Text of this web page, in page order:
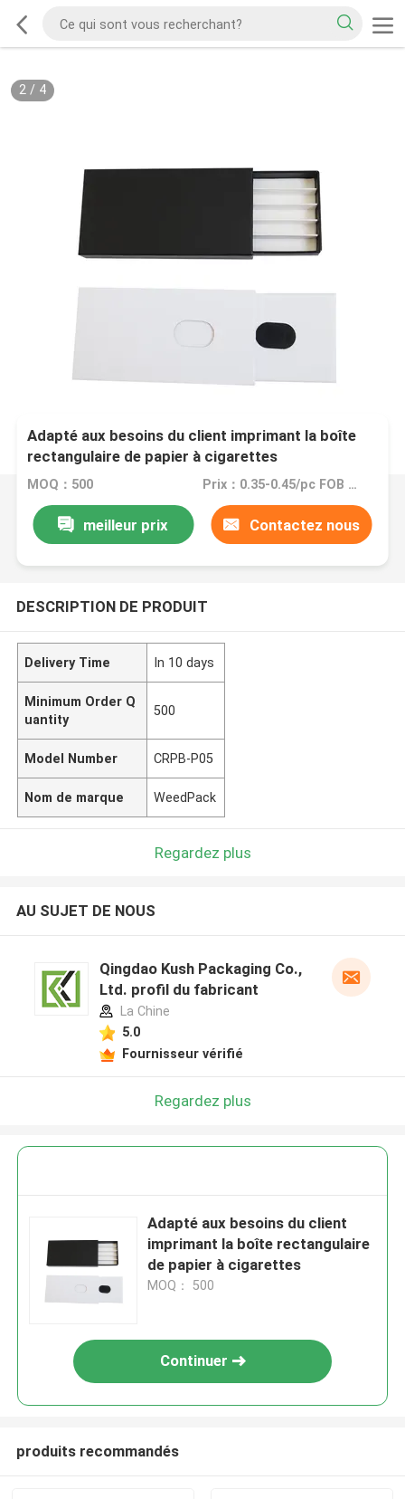
2/ 4
Adapté aux besoins du client imprimant la boîte
rectangulaire de papier à cigarettes
MOQ：500 Prix：0.35-0.45/pc FOB China
meilleur prix Contactez nous
DESCRIPTION DE PRODUIT
Delivery Time In 10 days
Minimum Order Q
uantity
500
Model Number CRPB-P05
Nom de marque WeedPack
Regardez plus
AU SUJET DE NOUS
Qingdao Kush Packaging Co.,
Ltd. profil du fabricant
La Chine
5.0
Fournisseur vérifié
Regardez plus
Adapté aux besoins du client
imprimant la boîte rectangulaire
de papier à cigarettes
MOQ： 500
Continuer
produits recommandés